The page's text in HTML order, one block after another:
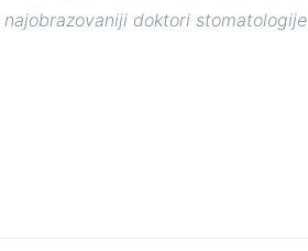
najobrazovaniji doktori stomatologije